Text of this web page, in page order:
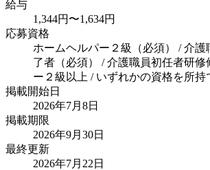
給与
1,344円〜1,634円
応募資格
ホームヘルパー２級（必須） / 介護
了者（必須） / 介護職員初任者研
ー２級以上 / いずれかの資格を所持
掲載開始日
2026年7月8日
掲載期限
2026年9月30日
最終更新
2026年7月22日